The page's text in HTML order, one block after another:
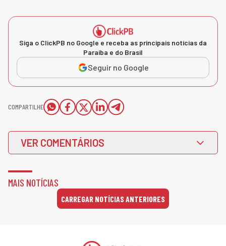
Siga o ClickPB no Google e receba as principais notícias da
Paraíba e do Brasil
Seguir no Google
COMPARTILHE
VER COMENTÁRIOS
MAIS NOTÍCIAS
CARREGAR NOTÍCIAS ANTERIORES